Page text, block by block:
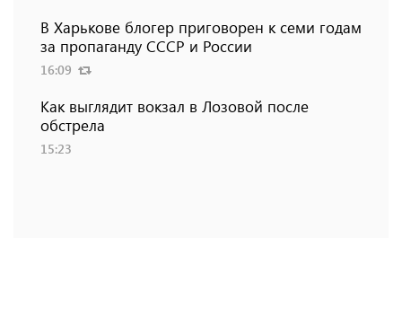
В Харькове блогер приговорен к семи годам
за пропаганду СССР и России
16:09
Как выглядит вокзал в Лозовой после
обстрела
15:23